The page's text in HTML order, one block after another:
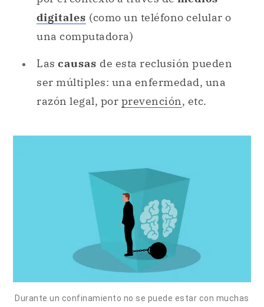
digitales (como un teléfono celular o
una computadora)
Las causas de esta reclusión pueden
ser múltiples: una enfermedad, una
razón legal, por prevención, etc.
Durante un confinamiento no se puede estar con muchas